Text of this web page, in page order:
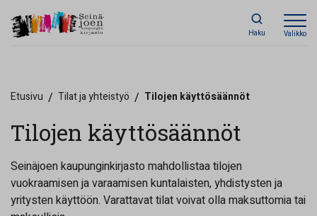
Haku Valikko
Etusivu / Tilat ja yhteistyö / Tilojen käyttösäännöt
Tilojen käyttösäännöt
Seinäjoen kaupunginkirjasto mahdollistaa tilojen
vuokraamisen ja varaamisen kuntalaisten, yhdistysten ja
yritysten käyttöön. Varattavat tilat voivat olla maksuttomia tai